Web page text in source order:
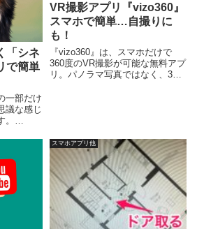
「シネ
で簡単
一部だけ
議な感じ
プリ
ールで塗
です。
VR撮影アプリ『vizo360』
スマホで簡単…自撮りに
も！
『vizo360』は、スマホだけで
360度のVR撮影が可能な無料アプ
リ。パノラマ写真ではなく、360
スマホアプリ他